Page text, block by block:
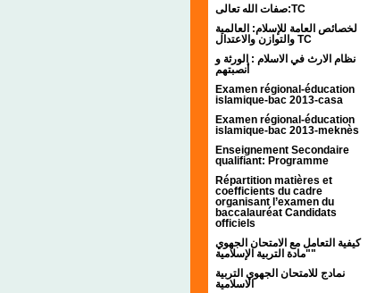
صفات الله تعالى:TC
لخصائص العامة للإسلام: العالمية
والتوازن والاعتدال TC
نظام الارث في الاسلام : الورثة و
أنصبتهم
Examen régional-éducation
islamique-bac 2013-casa
Examen régional-éducation
islamique-bac 2013-meknès
Enseignement Secondaire
qualifiant: Programme
Répartition matières et
coefficients du cadre
organisant l’examen du
baccalauréat Candidats
officiels
كيفية التعامل مع الامتحان الجهوي
"مادة التربية الإسلامية"
نمادج للامتحان الجهوي التربية
الاسلامية